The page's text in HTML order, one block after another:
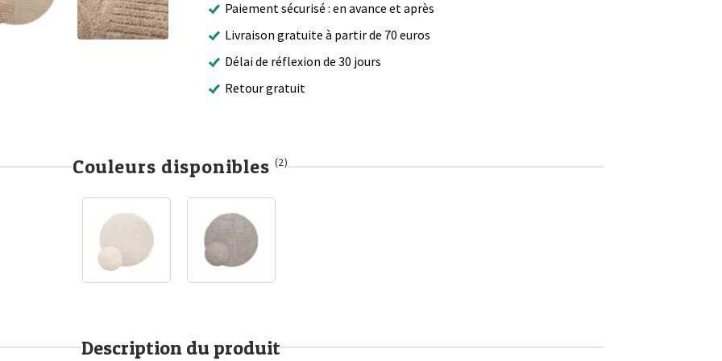
Paiement sécurisé : en avance et après
Livraison gratuite à partir de 70 euros
Délai de réflexion de 30 jours
Retour gratuit
Couleurs disponibles (2)
Description du produit